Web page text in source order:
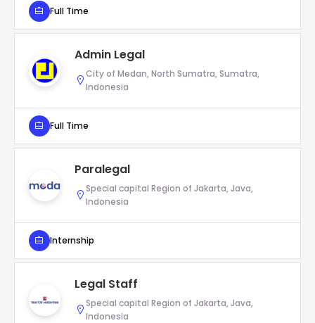
Full Time
Admin Legal
City of Medan, North Sumatra, Sumatra,
Indonesia
Full Time
Paralegal
Special capital Region of Jakarta, Java,
Indonesia
Internship
Legal Staff
Special capital Region of Jakarta, Java,
Indonesia